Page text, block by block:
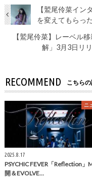
【鷲尾伶菜イン
を変えてもらっ
【鷲尾伶菜】レーベル
解」3月3日リ
RECOMMEND こちらの
ニ
2025.8.17
PSYCHIC FEVER「Reflection」
開＆EVOLVE…